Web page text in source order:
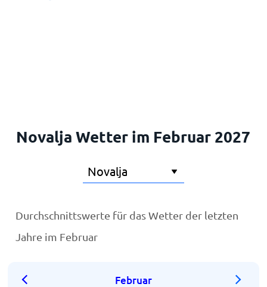
Novalja Wetter im Februar 2027
Durchschnittswerte für das Wetter der letzten
Jahre im Februar
Februar